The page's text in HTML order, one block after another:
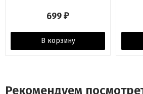
699 ₽
В корзину
Рекомендуем